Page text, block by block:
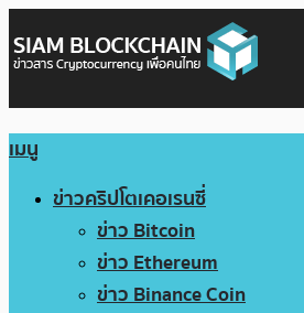
เมนู
ข่าวคริปโตเคอเรนซี่
ข่าว Bitcoin
ข่าว Ethereum
ข่าว Binance Coin